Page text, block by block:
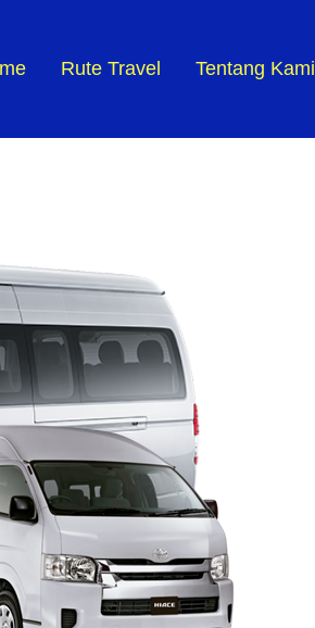
Rute Travel Tentang Kami